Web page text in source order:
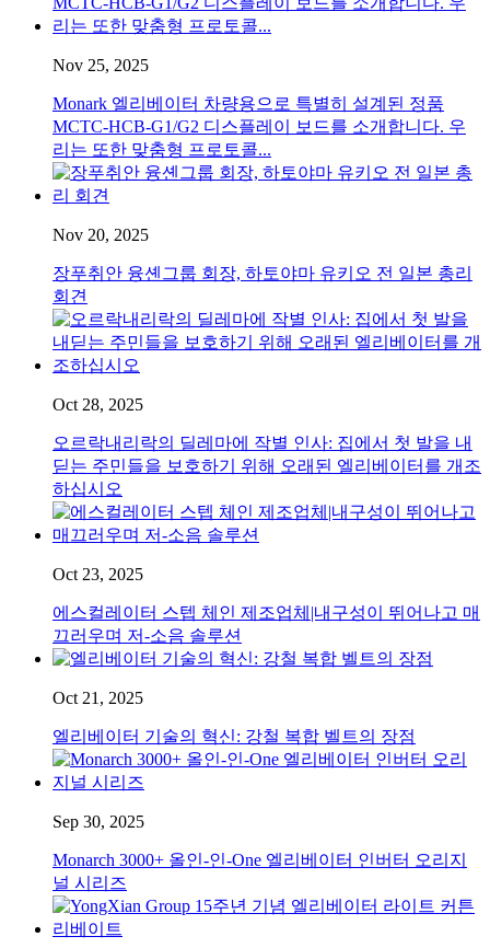
Nov 25, 2025
Monark 엘리베이터 차량용으로 특별히 설계된 정품
MCTC-HCB-G1/G2 디스플레이 보드를 소개합니다. 우
리는 또한 맞춤형 프로토콜...
Nov 20, 2025
장푸취안 융셴그룹 회장, 하토야마 유키오 전 일본 총리
회견
Oct 28, 2025
오르락내리락의 딜레마에 작별 인사: 집에서 첫 발을 내
딛는 주민들을 보호하기 위해 오래된 엘리베이터를 개조
하십시오
Oct 23, 2025
에스컬레이터 스텝 체인 제조업체|내구성이 뛰어나고 매
끄러우며 저-소음 솔루션
Oct 21, 2025
엘리베이터 기술의 혁신: 강철 복합 벨트의 장점
Sep 30, 2025
Monarch 3000+ 올인-인-One 엘리베이터 인버터 오리지
널 시리즈